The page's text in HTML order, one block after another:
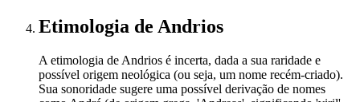
Etimologia de Andrios
A etimologia de Andrios é incerta, dada a sua raridade e
possível origem neológica (ou seja, um nome recém-criado).
Sua sonoridade sugere uma possível derivação de nomes